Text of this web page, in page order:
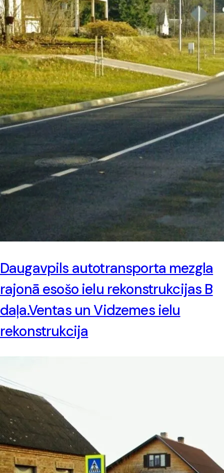
Daugavpils autotransporta mezgla
rajonā esošo ielu rekonstrukcijas B
daļa.Ventas un Vidzemes ielu
rekonstrukcija